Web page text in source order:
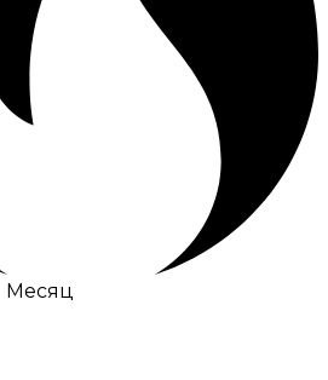
Месяц